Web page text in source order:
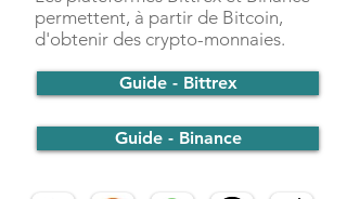
permettent, à partir de Bitcoin,
d'obtenir des crypto-monnaies.
Guide - Bittrex
Guide - Binance